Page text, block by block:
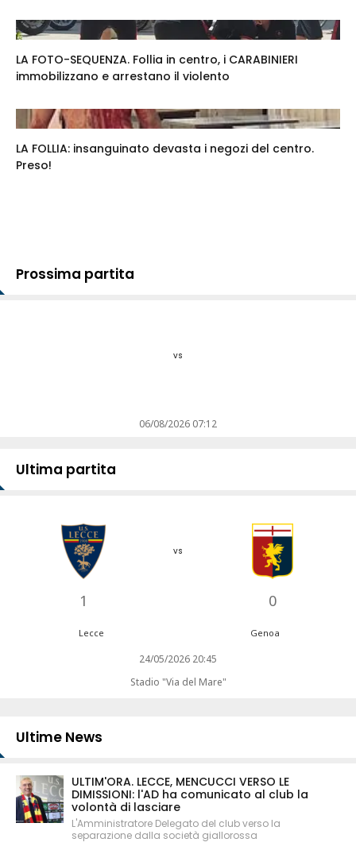
LA FOTO-SEQUENZA. Follia in centro, i CARABINIERI
immobilizzano e arrestano il violento
LA FOLLIA: insanguinato devasta i negozi del centro.
Preso!
Prossima partita
vs
06/08/2026 07:12
Ultima partita
1
vs
0
Lecce Genoa
24/05/2026 20:45
Stadio "Via del Mare"
Ultime News
ULTIM'ORA. LECCE, MENCUCCI VERSO LE
DIMISSIONI: l'AD ha comunicato al club la
volontà di lasciare
L'Amministratore Delegato del club verso la
separazione dalla società giallorossa